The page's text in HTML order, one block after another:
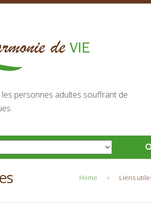
les personnes adultes souffrant de
Home > Liens